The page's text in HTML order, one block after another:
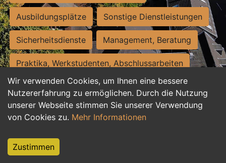
Wir verwenden Cookies, um Ihnen eine bessere
Nutzererfahrung zu ermöglichen. Durch die Nutzung
unserer Webseite stimmen Sie unserer Verwendung
von Cookies zu. Mehr Informationen
Zustimmen
Ausbildungsplätze Sonstige Dienstleistungen
Sicherheitsdienste Management, Beratung
Praktika, Werkstudenten, Abschlussarbeiten
Personalwesen Assistenz, Sekretariat
Hilfskräfte, Aushilfs- und Nebenjobs
Weiterbildung, Studium, duale Ausbildung